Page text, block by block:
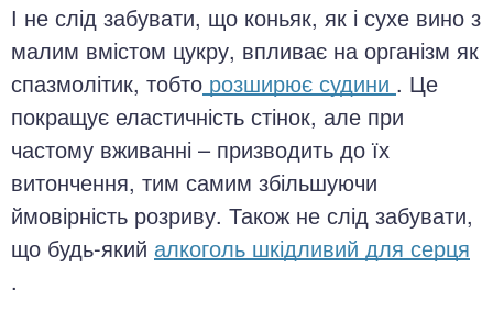
І не слід забувати, що коньяк, як і сухе вино з
малим вмістом цукру, впливає на організм як
спазмолітик, тобто розширює судини . Це
покращує еластичність стінок, але при
частому вживанні – призводить до їх
витончення, тим самим збільшуючи
ймовірність розриву. Також не слід забувати,
що будь-який алкоголь шкідливий для серця
.